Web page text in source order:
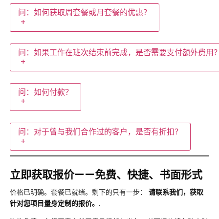
问：如何获取周套餐或月套餐的优惠？
+
问：如果工作在班次结束前完成，是否需要支付额外费用
+
问：如何付款？
+
问：对于曾与我们合作过的客户，是否有折扣？
+
立即获取报价——免费、快捷、书面形式
价格已明确。套餐已就绪。剩下的只有一步： 请联系我们，获取
针对您项目量身定制的报价。.